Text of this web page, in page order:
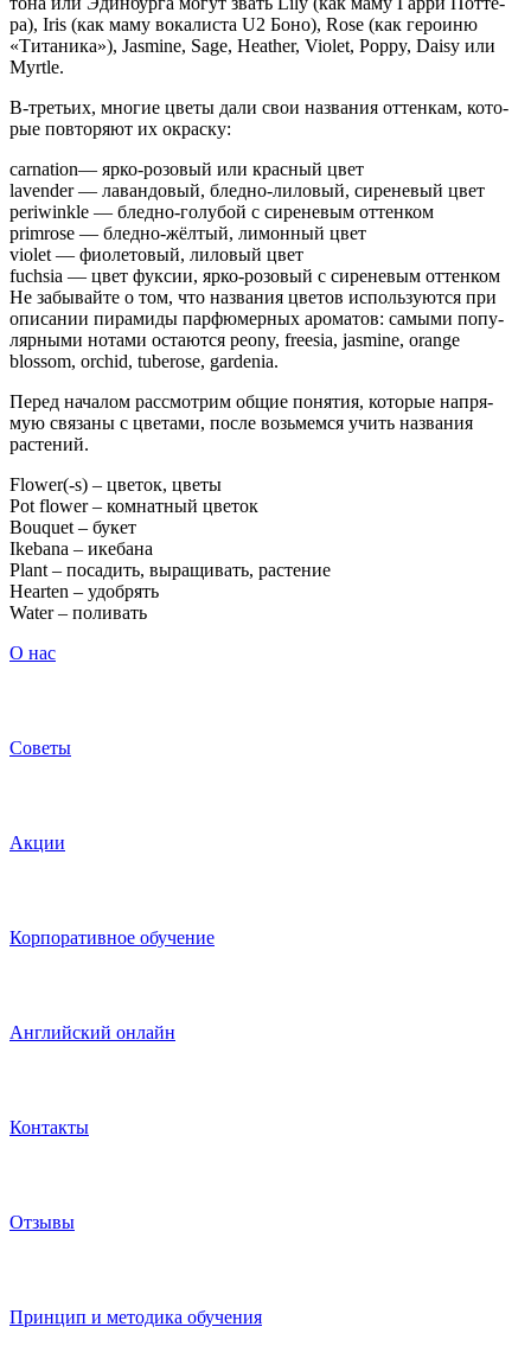
ра), Iris (как маму вока­ли­ста U2 Боно), Rose (как геро­и­ню
«Тита­ни­ка»), Jasmine, Sage, Heather, Violet, Poppy, Daisy или
Myrtle.
В‑третьих, мно­гие цве­ты дали свои назва­ния оттен­кам, кото­
рые повто­ря­ют их окраску:
carnation— ярко-розо­вый или крас­ный цвет
lavender — лаван­до­вый, блед­но-лило­вый, сире­не­вый цвет
periwinkle — блед­но-голу­бой с сире­не­вым оттенком
primrose — блед­но-жёл­тый, лимон­ный цвет
violet — фио­ле­то­вый, лило­вый цвет
fuchsia — цвет фук­сии, ярко-розо­вый с сире­не­вым оттенком
Не забы­вай­те о том, что назва­ния цве­тов исполь­зу­ют­ся при
опи­са­нии пира­ми­ды пар­фю­мер­ных аро­ма­тов: самы­ми попу­
ляр­ны­ми нота­ми оста­ют­ся peony, freesia, jasmine, orange
blossom, orchid, tuberose, gardenia.
Перед нача­лом рас­смот­рим общие поня­тия, кото­рые напря­
мую свя­за­ны с цве­та­ми, после возь­мем­ся учить назва­ния
растений.
Flower(-s) – цве­ток, цветы
Pot flower – ком­нат­ный цветок
Bouquet – букет
Ikebana – ике­ба­на
Plant – поса­дить, выра­щи­вать, растение
Hearten – удобрять
Water – поливать
О нас
Советы
Акции
Корпоративное обучение
Английский онлайн
Контакты
Отзывы
Принцип и методика обучения